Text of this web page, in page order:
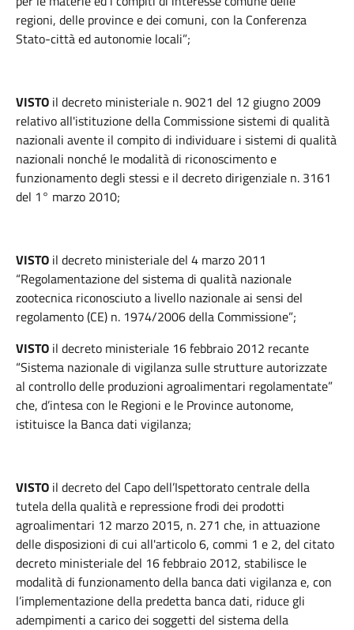
regioni, delle province e dei comuni, con la Conferenza
Stato-città ed autonomie locali”;
VISTO il decreto ministeriale n. 9021 del 12 giugno 2009
relativo all'istituzione della Commissione sistemi di qualità
nazionali avente il compito di individuare i sistemi di qualità
nazionali nonché le modalità di riconoscimento e
funzionamento degli stessi e il decreto dirigenziale n. 3161
del 1° marzo 2010;
VISTO il decreto ministeriale del 4 marzo 2011
“Regolamentazione del sistema di qualità nazionale
zootecnica riconosciuto a livello nazionale ai sensi del
regolamento (CE) n. 1974/2006 della Commissione”;
VISTO il decreto ministeriale 16 febbraio 2012 recante
“Sistema nazionale di vigilanza sulle strutture autorizzate
al controllo delle produzioni agroalimentari regolamentate”
che, d’intesa con le Regioni e le Province autonome,
istituisce la Banca dati vigilanza;
VISTO il decreto del Capo dell’Ispettorato centrale della
tutela della qualità e repressione frodi dei prodotti
agroalimentari 12 marzo 2015, n. 271 che, in attuazione
delle disposizioni di cui all'articolo 6, commi 1 e 2, del citato
decreto ministeriale del 16 febbraio 2012, stabilisce le
modalità di funzionamento della banca dati vigilanza e, con
l’implementazione della predetta banca dati, riduce gli
adempimenti a carico dei soggetti del sistema della